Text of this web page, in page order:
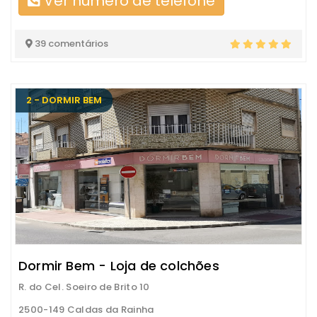
39 comentários
2 - DORMIR BEM
Dormir Bem - Loja de colchões
R. do Cel. Soeiro de Brito 10
2500-149 Caldas da Rainha